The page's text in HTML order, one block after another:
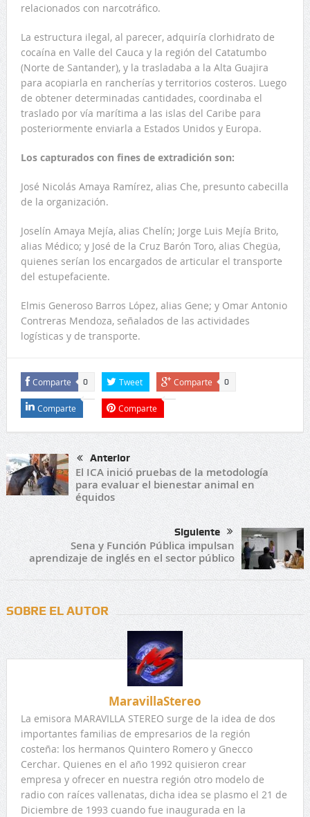
relacionados con narcotráfico.
La estructura ilegal, al parecer, adquiría clorhidrato de
cocaína en Valle del Cauca y la región del Catatumbo
(Norte de Santander), y la trasladaba a la Alta Guajira
para acopiarla en rancherías y territorios costeros. Luego
de obtener determinadas cantidades, coordinaba el
traslado por vía marítima a las islas del Caribe para
posteriormente enviarla a Estados Unidos y Europa.
Los capturados con fines de extradición son:
José Nicolás Amaya Ramírez, alias Che, presunto cabecilla
de la organización.
Joselín Amaya Mejía, alias Chelín; Jorge Luis Mejía Brito,
alias Médico; y José de la Cruz Barón Toro, alias Chegüa,
quienes serían los encargados de articular el transporte
del estupefaciente.
Elmis Generoso Barros López, alias Gene; y Omar Antonio
Contreras Mendoza, señalados de las actividades
logísticas y de transporte.
Comparte 0 Tweet Comparte 0
Comparte Comparte
Anterior
El ICA inició pruebas de la metodología
para evaluar el bienestar animal en
équidos
Siguiente
Sena y Función Pública impulsan
aprendizaje de inglés en el sector público
SOBRE EL AUTOR
MaravillaStereo
La emisora MARAVILLA STEREO surge de la idea de dos
importantes familias de empresarios de la región
costeña: los hermanos Quintero Romero y Gnecco
Cerchar. Quienes en el año 1992 quisieron crear
empresa y ofrecer en nuestra región otro modelo de
radio con raíces vallenatas, dicha idea se plasmo el 21 de
Diciembre de 1993 cuando fue inaugurada en la